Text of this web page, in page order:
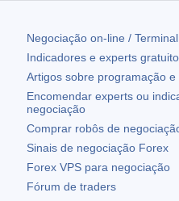
Negociação on-line /
Indicadores e experts
Artigos sobre programação e
Encomendar experts ou
negociação
Comprar robôs de
Sinais de negociação Forex
Forex VPS para negociação
Fórum de traders